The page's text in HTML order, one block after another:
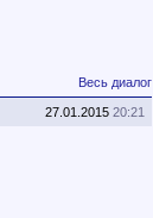
Весь диалог
27.01.2015 20:21